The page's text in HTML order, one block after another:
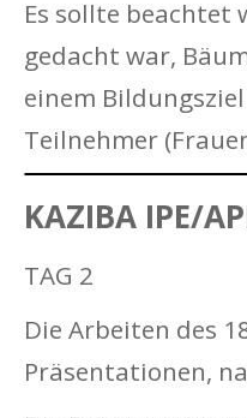
Es sollte beachtet
gedacht war,
einem
Teilnehmer
KAZIBA IPE/
TAG 2
Die Arbeiten des
Präsentationen,